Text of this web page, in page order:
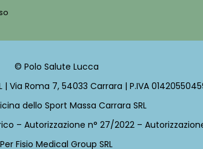
© Polo Salute Lucca
| Via Roma 7, 54033 Carrara | P.IVA
dello Sport Massa Carrara SRL
– Autorizzazione n° 27/2022 –
Per Fisio Medical Group SRL